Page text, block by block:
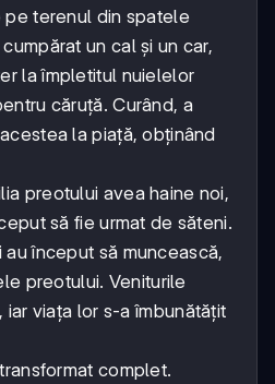
pe terenul din spatele
un cal și un car,
la împletitul nuielelor
căruță. Curând, a
la piață, obținând
preotului avea haine noi,
să fie urmat de săteni.
început să muncească,
preotului. Veniturile
viața lor s-a îmbunătățit
complet.